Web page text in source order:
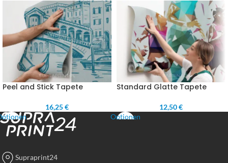
Peel and Stick Tapete
16,25 €
Standard Glatte Tapete
12,50 €
Optionen
Supraprint24